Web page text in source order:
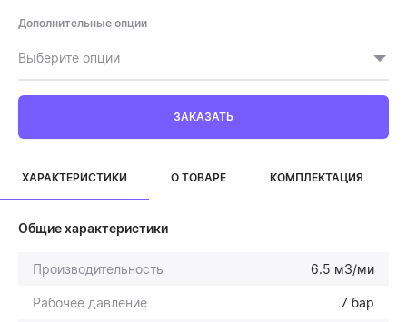
Дополнительные опции
Выберите опции
ЗАКАЗАТЬ
ХАРАКТЕРИСТИКИ О ТОВАРЕ КОМПЛЕКТАЦИЯ
Общие характеристики
Производительность 6.5 м3/ми
Рабочее давление 7 бар